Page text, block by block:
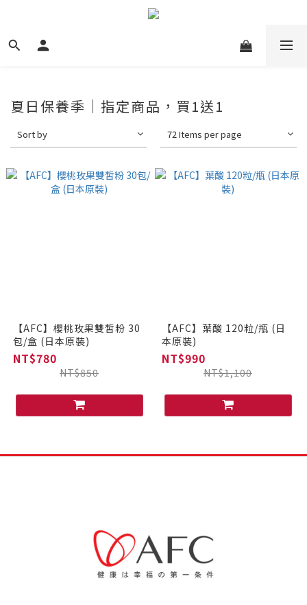
夏日保養季｜指定商品，買1送1
Sort by 72 Items per page
【AFC】櫻桃玫果雙皙粉 30
包/盒 (日本原裝)
NT$780
NT$850
【AFC】葉酸 120粒/瓶 (日
本原裝)
NT$990
NT$1,100